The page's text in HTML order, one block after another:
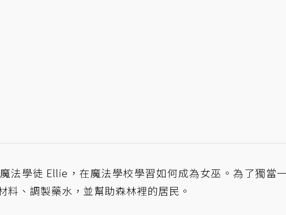
法學徒 Ellie，在魔法學校學習如何成為女巫。為了獨當
料、調製藥水，並幫助森林裡的居民。